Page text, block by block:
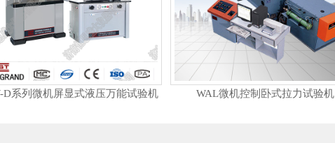
D系列微机屏显式液压万能试验机 WAL微机控制卧式拉力试验机